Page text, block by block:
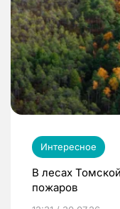
Интересное
В лесах
пожаров